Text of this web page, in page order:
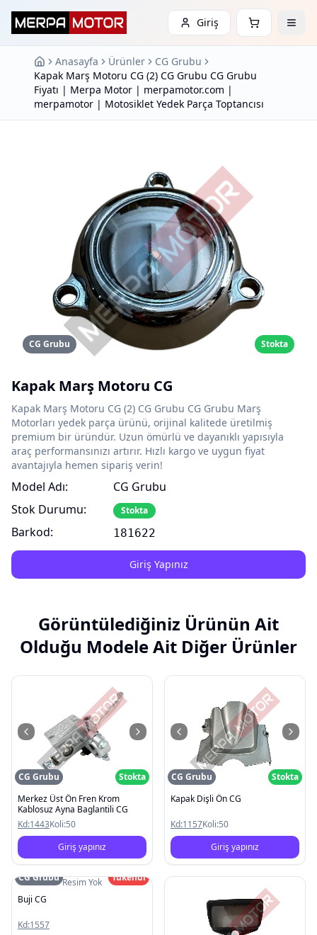
Giriş
Anasayfa Ürünler
CG Grubu
Kapak Marş Motoru CG (2) CG Grubu CG Grubu
Fiyatı | Merpa Motor | merpamotor.com |
merpamotor | Motosiklet Yedek Parça Toptancısı
CG Grubu Stokta
Kapak Marş Motoru CG
Kapak Marş Motoru CG (2) CG Grubu CG Grubu Marş
Motorları yedek parça ürünü, orijinal kalitede üretilmiş
premium bir üründür. Uzun ömürlü ve dayanıklı yapısıyla
araç performansınızı artırır. Hızlı kargo ve uygun fiyat
avantajıyla hemen sipariş verin!
Model Adı:
Stok Durumu:
Barkod:
CG Grubu
Stokta
181622
Giriş Yapınız
Görüntülediğiniz Ürünün Ait
Olduğu Modele Ait Diğer Ürünler
CG Grubu
Stokta
Merkez Üst Ön Fren Krom
Kablosuz Ayna Baglantili CG
Kd:1443Koli:50
Giriş yapınız
CG Grubu
Stokta
Kapak Dişli Ön CG
Kd:1157Koli:50
Giriş yapınız
Resim Yok
CG Grubu
Tükendi
Buji CG
Kd:1557